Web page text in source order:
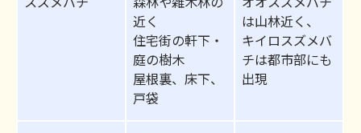
近く
住宅街の軒下・
庭の樹木
屋根裏、床下、
戸袋
は山林近く、
キイロスズメバ
チは都市部にも
出現